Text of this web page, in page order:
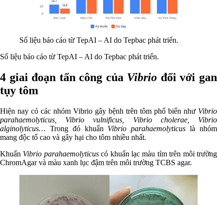
Số liệu báo cáo từ TepAI – AI do Tepbac phát triển.
Số liệu báo cáo từ TepAI – AI do Tepbac phát triển.
4 giai đoạn tấn công của Vibrio đối với gan
tụy tôm
Hiện nay có các nhóm Vibrio gây bệnh trên tôm phổ biển như Vibrio
parahaemolyticus, Vibrio vulnificus, Vibrio cholerae, Vibrio
alginolyticus… Trong đó khuẩn Vibrio parahaemolyticus là nhóm
mang độc tố cao và gây hại cho tôm nhiều nhất.
Khuẩn Vibrio parahaemolyticuscó khuẩn lạc màu tím trên môi trường
ChromAgar và màu xanh lục đậm trên môi trường TCBS agar.